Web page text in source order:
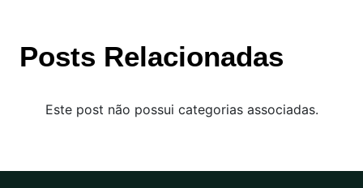
Posts Relacionadas
Este post não possui categorias associadas.